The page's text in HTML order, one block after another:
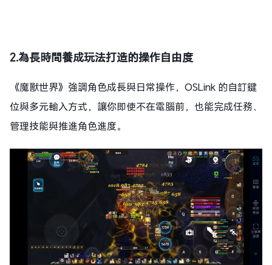
2.為長時間養成玩法打造的操作自由度
《魔獸世界》強調角色成長與日常操作，OSLink 的自訂鍵
位與多元輸入方式，讓你即使不在電腦前，也能完成任務、
管理技能與推進角色進度。